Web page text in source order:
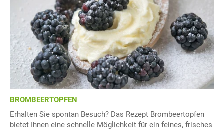
BROMBEERTOPFEN
Erhalten Sie spontan Besuch? Das Rezept Brombeertopfen
bietet Ihnen eine schnelle Möglichkeit für ein feines, frisches